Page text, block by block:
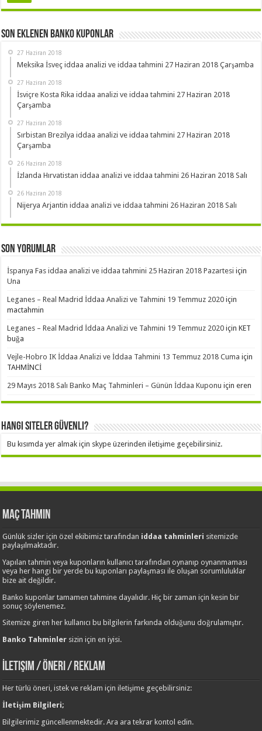
Son Eklenen Banko Kuponlar
27 Haziran 2018
Meksika İsveç iddaa analizi ve iddaa tahmini 27 Haziran 2018 Çarşamba
27 Haziran 2018
İsviçre Kosta Rika iddaa analizi ve iddaa tahmini 27 Haziran 2018
Çarşamba
27 Haziran 2018
Sırbistan Brezilya iddaa analizi ve iddaa tahmini 27 Haziran 2018
Çarşamba
26 Haziran 2018
İzlanda Hırvatistan iddaa analizi ve iddaa tahmini 26 Haziran 2018 Salı
26 Haziran 2018
Nijerya Arjantin iddaa analizi ve iddaa tahmini 26 Haziran 2018 Salı
Son Yorumlar
İspanya Fas iddaa analizi ve iddaa tahmini 25 Haziran 2018 Pazartesi için
Una
Leganes – Real Madrid İddaa Analizi ve Tahmini 19 Temmuz 2020 için
mactahmin
Leganes – Real Madrid İddaa Analizi ve Tahmini 19 Temmuz 2020 içinKET
buğa
Vejle-Hobro IK İddaa Analizi ve İddaa Tahmini 13 Temmuz 2018 Cuma için
TAHMİNCİ
29 Mayıs 2018 Salı Banko Maç Tahminleri – Günün İddaa Kuponu içineren
Hangi Siteler Güvenli?
Bu kısımda yer almak için skype üzerinden iletişime geçebilirsiniz.
Maç Tahmin
Günlük sizler için özel ekibimiz tarafından iddaa tahminleri sitemizde
paylaşılmaktadır.
Yapılan tahmin veya kuponların kullanıcı tarafından oynanıp oynanmaması
veya her hangi bir yerde bu kuponları paylaşması ile oluşan sorumluluklar
bize ait değildir.
Banko kuponlar tamamen tahmine dayalıdır. Hiç bir zaman için kesin bir
sonuç söylenemez.
Sitemize giren her kullanıcı bu bilgilerin farkında olduğunu doğrulamıştır.
Banko Tahminler sizin için en iyisi.
İletişim / Öneri / Reklam
Her türlü öneri, istek ve reklam için iletişime geçebilirsiniz:
İletişim Bilgileri;
Bilgilerimiz güncellenmektedir. Ara ara tekrar kontol edin.